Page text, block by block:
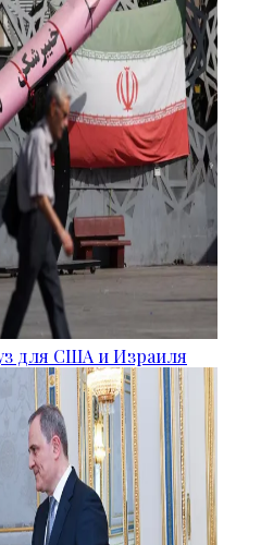
для США и Израиля